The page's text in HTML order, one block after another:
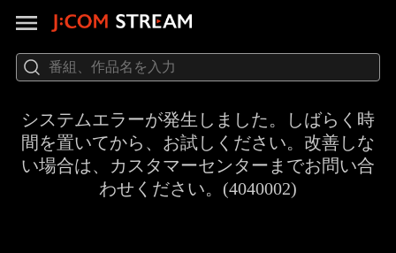
システムエラーが発生しました。しばらく時
間を置いてから、お試しください。改善しな
い場合は、カスタマーセンターまでお問い合
わせください。(4040002)